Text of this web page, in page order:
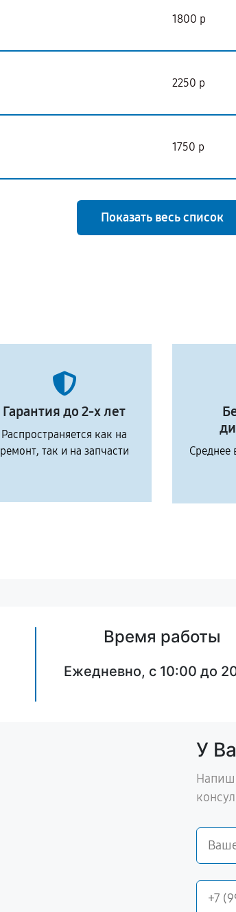
1800 р
2250 р
1750 р
Показать весь список
Гарантия до 2-х лет
Распространяется как на
ремонт, так и на запчасти
Среднее
Время работы
Ежедневно, с 10:00 до
У